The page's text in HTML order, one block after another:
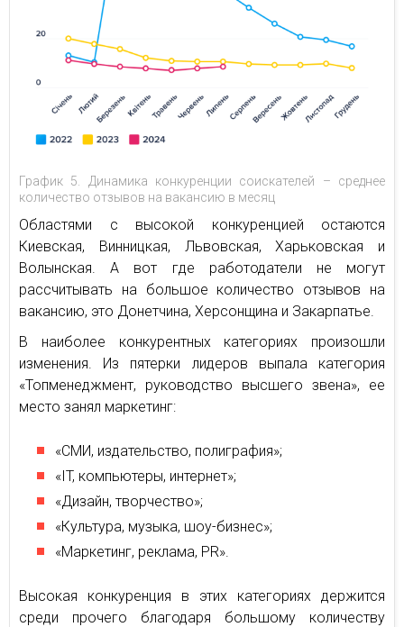
График 5. Динамика конкуренции соискателей – среднее
количество отзывов на вакансию в месяц
Областями с высокой конкуренцией остаются
Киевская, Винницкая, Львовская, Харьковская и
Волынская. А вот где работодатели не могут
рассчитывать на большое количество отзывов на
вакансию, это Донетчина, Херсонщина и Закарпатье.
В наиболее конкурентных категориях произошли
изменения. Из пятерки лидеров выпала категория
«Топменеджмент, руководство высшего звена», ее
место занял маркетинг:
«СМИ, издательство, полиграфия»;
«IT, компьютеры, интернет»;
«Дизайн, творчество»;
«Культура, музыка, шоу-бизнес»;
«Маркетинг, реклама, PR».
Высокая конкуренция в этих категориях держится
среди прочего благодаря большому количеству